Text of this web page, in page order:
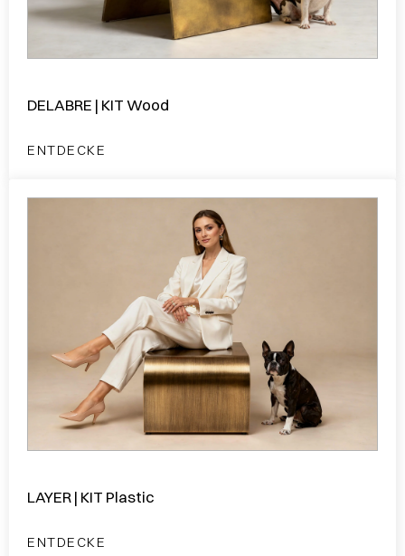
DELABRE | KIT Wood
ENTDECKE
LAYER | KIT Plastic
ENTDECKE